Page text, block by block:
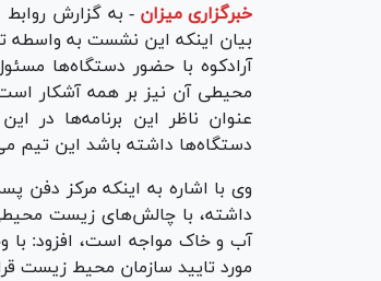
خبرگزاری میزان - به گزارش
بیان اینکه این نشست به
آرادکوه با حضور دستگاه‌ها
محیطی آن نیز بر همه آشکار
عنوان ناظر این برنامه‌ها در
دستگاه‌ها داشته باشد این تیم
وی با اشاره به اینکه مرکز دفن
داشته، با چالش‌های زیست محیطی
آب و خاک مواجه است، افزود: با
مورد تایید سازمان محیط زیست